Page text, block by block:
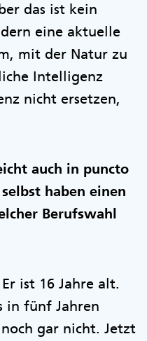
das ist kein
eine aktuelle
mit der Natur zu
Intelligenz
nicht ersetzen,
auch in puncto
haben einen
Berufswahl
ist 16 Jahre alt.
in fünf Jahren
gar nicht. Jetzt